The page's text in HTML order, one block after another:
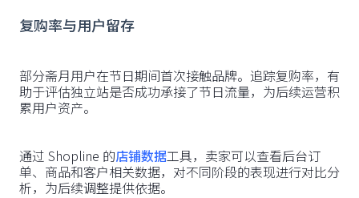
复购率与用户留存
部分斋月用户在节日期间首次接触品牌。追踪复购率，有
助于评估独立站是否成功承接了节日流量，为后续运营积
累用户资产。
通过 Shopline 的店铺数据工具，卖家可以查看后台订
单、商品和客户相关数据，对不同阶段的表现进行对比分
析，为后续调整提供依据。